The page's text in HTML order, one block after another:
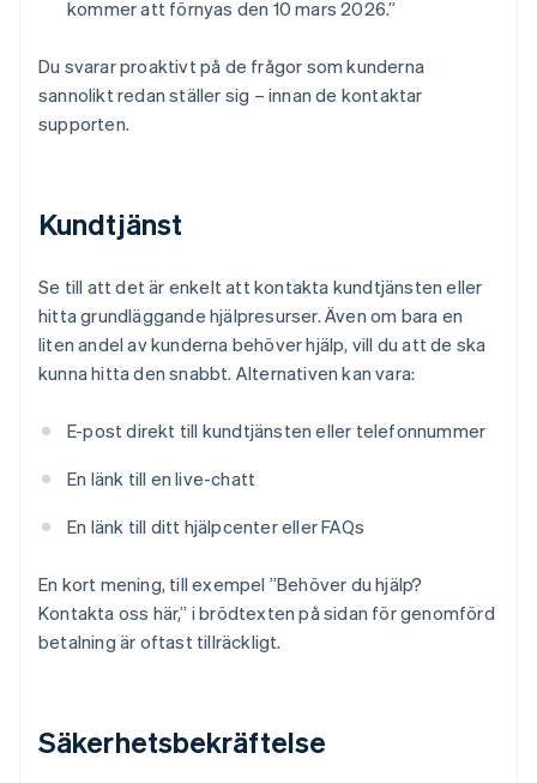
kommer att förnyas den 10 mars 2026.”
Du svarar proaktivt på de frågor som kunderna
sannolikt redan ställer sig – innan de kontaktar
supporten.
Kundtjänst
Se till att det är enkelt att kontakta kundtjänsten eller
hitta grundläggande hjälpresurser. Även om bara en
liten andel av kunderna behöver hjälp, vill du att de ska
kunna hitta den snabbt. Alternativen kan vara:
E-post direkt till kundtjänsten eller telefonnummer
En länk till en live-chatt
En länk till ditt hjälpcenter eller FAQs
En kort mening, till exempel ”Behöver du hjälp?
Kontakta oss här,” i brödtexten på sidan för genomförd
betalning är oftast tillräckligt.
Säkerhetsbekräftelse